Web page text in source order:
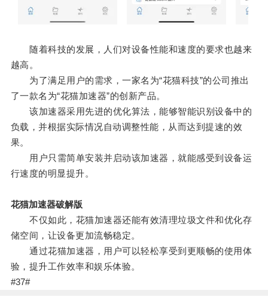
随着科技的发展，人们对设备性能和速度的要求也越来
越高。
为了满足用户的需求，一家名为“花猫科技”的公司推出
了一款名为“花猫加速器”的创新产品。
该加速器采用先进的优化算法，能够智能识别设备中的
负载，并根据实际情况自动调整性能，从而达到提速的效
果。
用户只需简单安装并启动该加速器，就能感受到设备运
行速度的明显提升。
花猫加速器破解版
不仅如此，花猫加速器还能有效清理垃圾文件和优化存
储空间，让设备更加流畅稳定。
通过花猫加速器，用户可以轻松享受到更顺畅的使用体
验，提升工作效率和娱乐体验。
#37#